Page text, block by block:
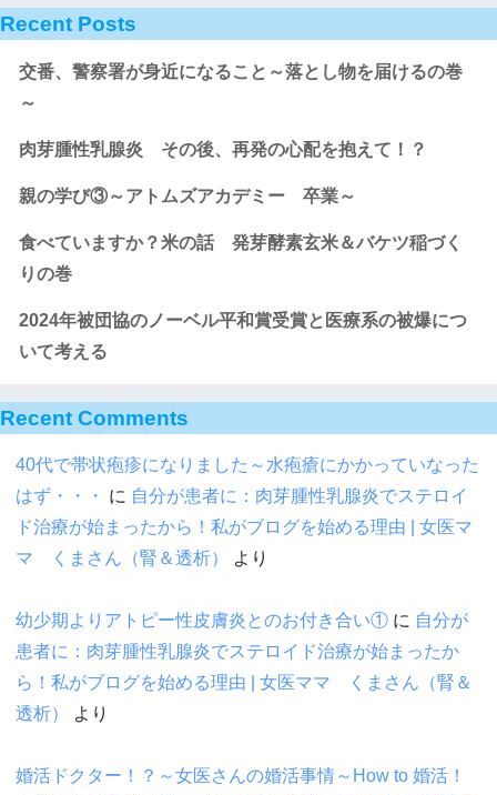
Recent Posts
交番、警察署が身近になること～落とし物を届けるの巻
～
肉芽腫性乳腺炎 その後、再発の心配を抱えて！？
親の学び③～アトムズアカデミー 卒業～
食べていますか？米の話 発芽酵素玄米＆バケツ稲づく
りの巻
2024年被団協のノーベル平和賞受賞と医療系の被爆につ
いて考える
Recent Comments
40代で帯状疱疹になりました～水疱瘡にかかっていなった
はず・・・
に 自分が患者に：肉芽腫性乳腺炎でステロイ
ド治療が始まったから！私がブログを始める理由 | 女医マ
マ くまさん（腎＆透析）
より
幼少期よりアトピー性皮膚炎とのお付き合い① に 自分が
患者に：肉芽腫性乳腺炎でステロイド治療が始まったか
ら！私がブログを始める理由 | 女医ママ くまさん（腎＆
透析）
より
婚活ドクター！？～女医さんの婚活事情～How to 婚活！